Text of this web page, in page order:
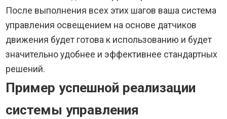
После выполнения всех этих шагов ваша система
управления освещением на основе датчиков
движения будет готова к использованию и будет
значительно удобнее и эффективнее стандартных
решений.
Пример успешной реализации
системы управления